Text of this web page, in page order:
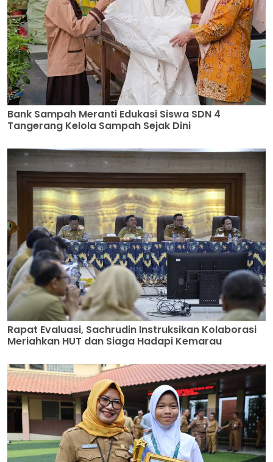
Bank Sampah Meranti Edukasi Siswa SDN 4
Tangerang Kelola Sampah Sejak Dini
Rapat Evaluasi, Sachrudin Instruksikan Kolaborasi
Meriahkan HUT dan Siaga Hadapi Kemarau